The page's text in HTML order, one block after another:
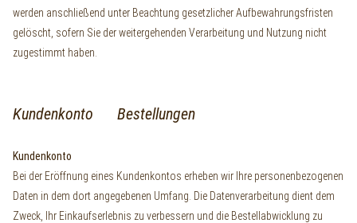
werden anschließend unter Beachtung gesetzlicher Aufbewahrungsfristen
gelöscht, sofern Sie der weitergehenden Verarbeitung und Nutzung nicht
zugestimmt haben.
Kundenkonto Bestellungen
Kundenkonto
Bei der Eröffnung eines Kundenkontos erheben wir Ihre personenbezogenen
Daten in dem dort angegebenen Umfang. Die Datenverarbeitung dient dem
Zweck, Ihr Einkaufserlebnis zu verbessern und die Bestellabwicklung zu